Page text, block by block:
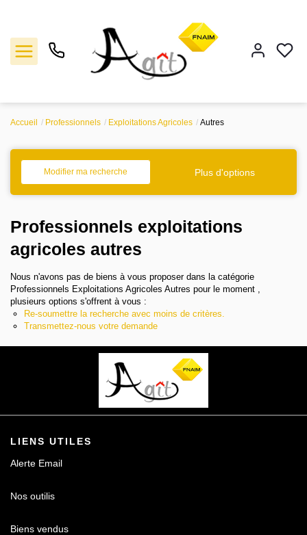
Location
Notre agence
Estimation
Contact
Accueil Professionnels Exploitations Agricoles Autres
Modifier ma recherche Plus d'options
Professionnels exploitations
agricoles autres
Nous n'avons pas de biens à vous proposer dans la catégorie
Professionnels Exploitations Agricoles Autres pour le moment ,
plusieurs options s'offrent à vous :
Re-soumettre la recherche avec moins de critères.
Transmettez-nous votre demande
LIENS UTILES
Alerte Email
Nos outilis
Biens vendus